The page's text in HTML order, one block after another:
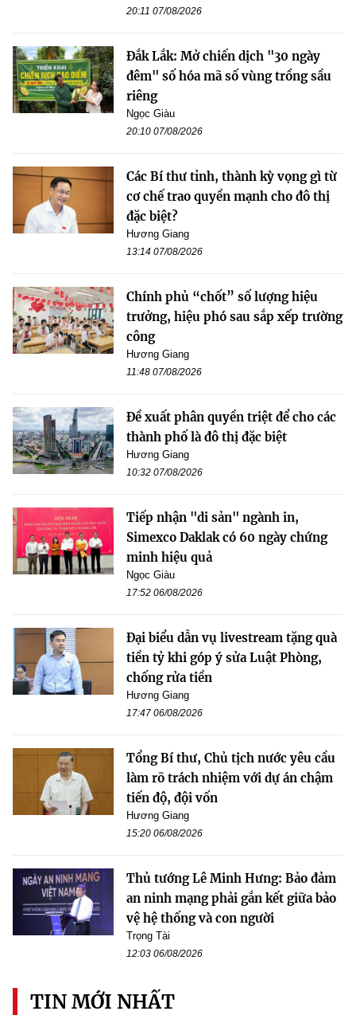
20:11 07/08/2026
Đắk Lắk: Mở chiến dịch "30 ngày
đêm" số hóa mã số vùng trồng sầu
riêng
Ngọc Giàu
20:10 07/08/2026
Các Bí thư tỉnh, thành kỳ vọng gì từ
cơ chế trao quyền mạnh cho đô thị
đặc biệt?
Hương Giang
13:14 07/08/2026
Chính phủ “chốt” số lượng hiệu
trưởng, hiệu phó sau sắp xếp trường
công
Hương Giang
11:48 07/08/2026
Đề xuất phân quyền triệt để cho các
thành phố là đô thị đặc biệt
Hương Giang
10:32 07/08/2026
Tiếp nhận "di sản" ngành in,
Simexco Daklak có 60 ngày chứng
minh hiệu quả
Ngọc Giàu
17:52 06/08/2026
Đại biểu dẫn vụ livestream tặng quà
tiền tỷ khi góp ý sửa Luật Phòng,
chống rửa tiền
Hương Giang
17:47 06/08/2026
Tổng Bí thư, Chủ tịch nước yêu cầu
làm rõ trách nhiệm với dự án chậm
tiến độ, đội vốn
Hương Giang
15:20 06/08/2026
Thủ tướng Lê Minh Hưng: Bảo đảm
an ninh mạng phải gắn kết giữa bảo
vệ hệ thống và con người
Trọng Tài
12:03 06/08/2026
TIN MỚI NHẤT